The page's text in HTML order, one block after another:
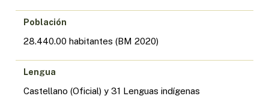
Población
28.440.00 habitantes (BM 2020)
Lengua
Castellano (Oficial) y 31 Lenguas indígenas